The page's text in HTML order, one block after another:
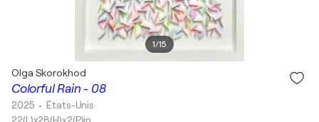
1/15
Colorful Rain - 08
Olga Skorokhod
2025 • États-Unis